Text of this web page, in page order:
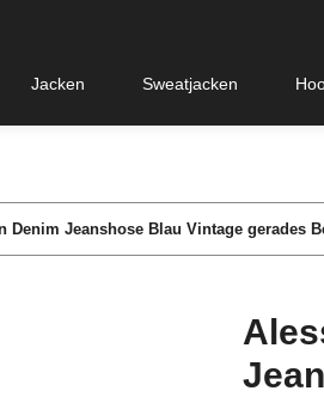
Jacken Sweatjacken
Denim Jeanshose Blau Vintage gerades